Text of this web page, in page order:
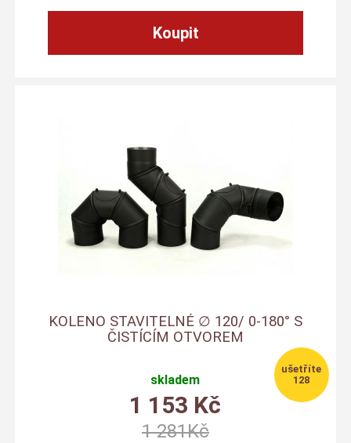
KOLENO STAVITELNÉ ∅ 120/ 0-180° S
ČISTÍCÍM OTVOREM
skladem
1 153 Kč
128
1 281Kč